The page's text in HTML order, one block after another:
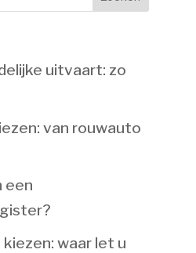
uitvaart: zo
van rouwauto
een
waar let u